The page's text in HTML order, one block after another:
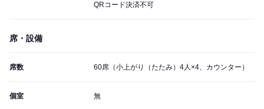
QRコード決済不可
席・設備
席数 60席（小上がり（たたみ）4人×4、カウンター）
個室 無